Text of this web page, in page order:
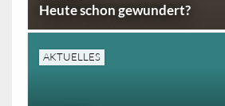
Heute schon gewundert?
AKTUELLES